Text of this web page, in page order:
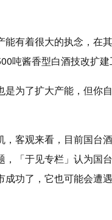
有着很大的执念，在
吨酱香型白酒技改扩建
为了扩大产能，但你
客观来看，目前国台
「于见专栏」认为国
功了，它也可能会遭遇